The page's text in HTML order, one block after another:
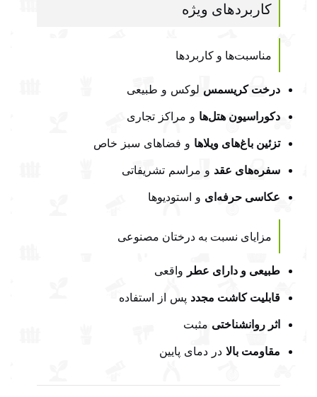
کاربردهای ویژه
مناسبت‌ها و کاربردها
درخت کریسمس لوکس و طبیعی
دکوراسیون هتل‌ها و مراکز تجاری
تزئین باغ‌های ویلاها و فضاهای سبز خاص
سفره‌های عقد و مراسم تشریفاتی
عکاسی حرفه‌ای و استودیوها
مزایای نسبت به درختان مصنوعی
طبیعی و دارای عطر واقعی
قابلیت کاشت مجدد پس از استفاده
اثر روانشناختی مثبت
مقاومت بالا در دمای پایین